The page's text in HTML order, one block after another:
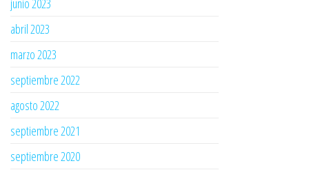
junio 2023
abril 2023
marzo 2023
septiembre 2022
agosto 2022
septiembre 2021
septiembre 2020